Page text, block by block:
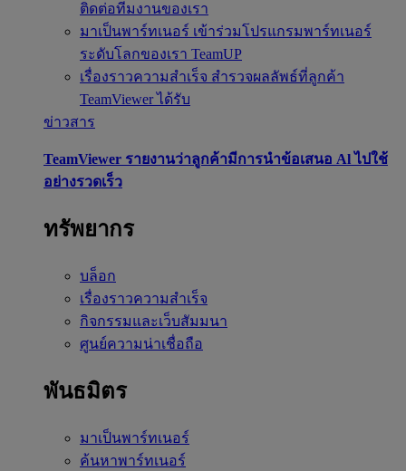
ติดต่อทีมงานของเรา
มาเป็นพาร์ทเนอร์ เข้าร่วมโปรแกรมพาร์ทเนอร์
ระดับโลกของเรา TeamUP
เรื่องราวความสำเร็จ สำรวจผลลัพธ์ที่ลูกค้า
TeamViewer ได้รับ
ข่าวสาร
TeamViewer รายงานว่าลูกค้ามีการนำข้อเสนอ Al ไปใช้
อย่างรวดเร็ว
ทรัพยากร
บล็อก
เรื่องราวความสำเร็จ
กิจกรรมและเว็บสัมมนา
ศูนย์ความน่าเชื่อถือ
พันธมิตร
มาเป็นพาร์ทเนอร์
ค้นหาพาร์ทเนอร์